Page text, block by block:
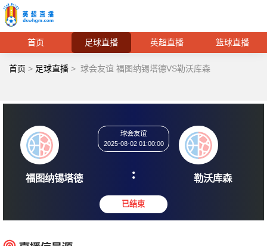
首页 足球直播 英超直播 篮球直播
首页 > 足球直播 > 球会友谊 福图纳锡塔德VS勒沃库森
福图纳锡塔德
2025-08-02 01:00:00
: 勒沃